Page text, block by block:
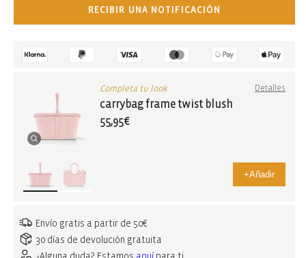
RECIBIR UNA NOTIFICACIÓN
Completa tu look Detalles
carrybag frame twist blush
55,95€
+Añadir
Envío gratis a partir de 50€
30 días de devolución gratuita